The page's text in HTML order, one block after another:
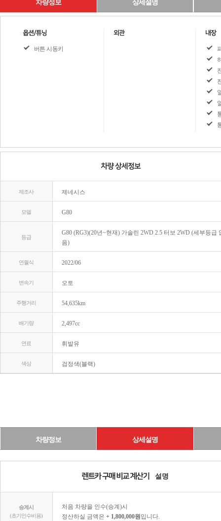
차량정보 상세설명
버튼 시동키
제조사 제네시스
모델 G80
등급
G80 (RG3)(20년~현재) 가솔린 2WD 2.5 터보 2WD (세부등급
음)
연월식 2022/06
변속기 오토
주행거리 54,635km
배기량 2,497cc
연료 휘발유
색상 검정색(블랙)
차량정보 상세설명
설명
승계시
(초기인수비용)
처음 차량을 인수(승계)시
정산하실 금액은 + 1,800,000원입니다.